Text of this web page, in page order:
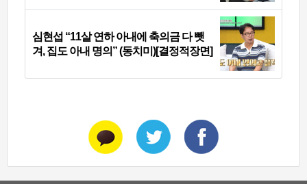
심현섭 “11살 연하 아내에 축의금 다 뺏
겨, 집도 아내 명의” (동치미)[결정적장면]